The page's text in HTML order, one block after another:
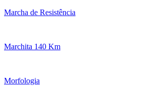
Marcha de Resistência
Marchita 140 Km
Morfologia